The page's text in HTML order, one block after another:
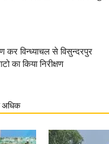
कर विन्ध्याचल से विसुन्दरपुर
का किया निरीक्षण